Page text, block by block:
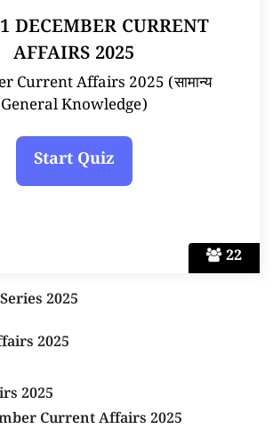
22
DECEMBER CURRENT
AFFAIRS 2025
Current Affairs 2025 (सामान्य
General Knowledge)
2025
2025
2025
Current Affairs 2025